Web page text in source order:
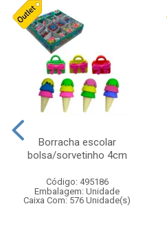
Borracha escolar
bolsa/sorvetinho 4cm
Código: 495186
Embalagem: Unidade
Caixa Com: 576 Unidade(s)